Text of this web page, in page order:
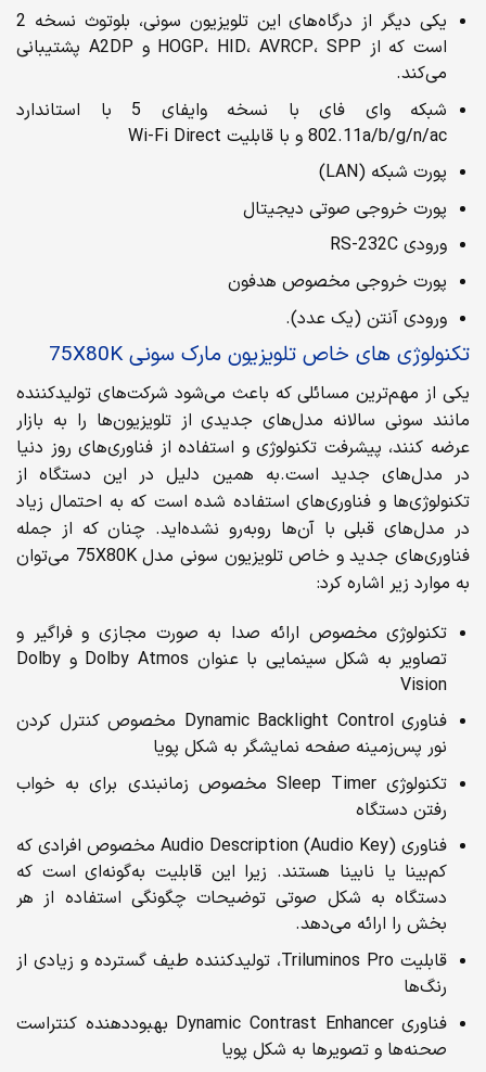
یکی دیگر از درگاه‌های این تلویزیون سونی، بلوتوث نسخه 2
است که از HOGP، HID، AVRCP، SPP و A2DP پشتیبانی
می‌کند.
شبکه وای فای با نسخه وایفای 5 با استاندارد
802.11a/b/g/n/ac و با قابلیت Wi-Fi Direct
پورت شبکه (LAN)
پورت خروجی صوتی دیجیتال
ورودی RS-232C
پورت خروجی مخصوص هدفون
ورودی آنتن (یک عدد).
تکنولوژی های خاص تلویزیون مارک سونی 75X80K
یکی از مهم‌ترین مسائلی که باعث می‌شود شرکت‌های تولیدکننده
مانند سونی سالانه مدل‌های جدیدی از تلویزیون‌ها را به بازار
عرضه کنند، پیشرفت تکنولوژی و استفاده از فناوری‌های روز دنیا
در مدل‌های جدید است.به همین دلیل در این دستگاه از
تکنولوژی‌ها و فناوری‌های استفاده شده است که به احتمال زیاد
در مدل‌های قبلی با آن‌ها روبه‌رو نشده‌اید. چنان که از جمله
فناوری‌های جدید و خاص تلویزیون سونی مدل 75X80K می‌توان
به موارد زیر اشاره کرد:
تکنولوژی مخصوص ارائه صدا به صورت مجازی و فراگیر و
تصاویر به شکل سینمایی با عنوان Dolby Atmos و Dolby
Vision
فناوری Dynamic Backlight Control مخصوص کنترل کردن
نور پس‌زمینه صفحه نمایشگر به شکل پویا
تکنولوژی Sleep Timer مخصوص زمانبندی برای به خواب
رفتن دستگاه
فناوری Audio Description (Audio Key) مخصوص افرادی که
کم‌بینا یا نابینا هستند. زیرا این قابلیت به‌گونه‌ای است که
دستگاه به شکل صوتی توضیحات چگونگی استفاده از هر
بخش را ارائه می‌دهد.
قابلیت Triluminos Pro، تولیدکننده طیف گسترده و زیادی از
رنگ‌ها
فناوری Dynamic Contrast Enhancer بهبوددهنده کنتراست
صحنه‌ها و تصویرها به شکل پویا